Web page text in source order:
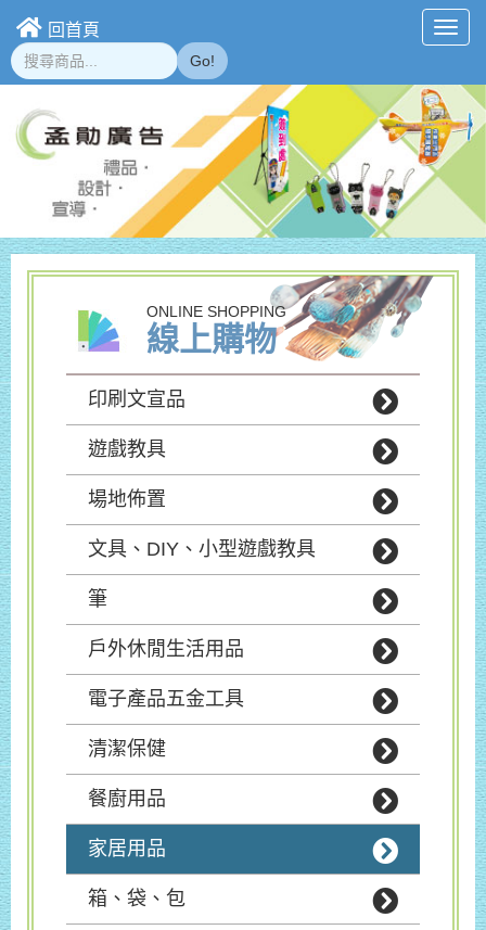
回首頁
Go!
ONLINE SHOPPING
線上購物
印刷文宣品
遊戲教具
場地佈置
文具、DIY、小型遊戲教具
筆
戶外休閒生活用品
電子產品五金工具
清潔保健
餐廚用品
家居用品
箱、袋、包